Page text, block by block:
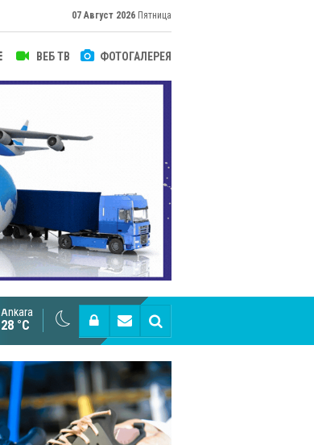
07 Август 2026 Пятница
ВЕБ ТВ ФОТОГАЛЕРЕЯ
Cottonhill покоряет мировые рынки
Ankara
28 °C